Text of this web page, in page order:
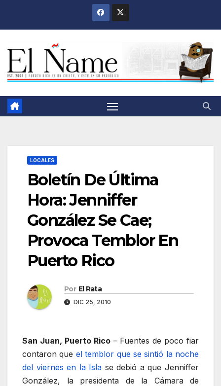
LOCALES
Boletín De Última
Hora: Jenniffer
González Se Cae;
Provoca Temblor En
Puerto Rico
Por El Rata
DIC 25, 2010
San Juan, Puerto Rico– Fuentes de poco fiar
contaron que el temblor que se sintió la noche
del viernes en la Isla se debió a que Jenniffer
González, la presidenta de la Cámara de